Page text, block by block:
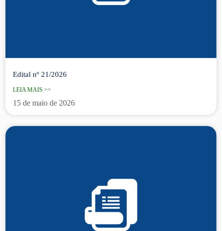
Edital nº 21/2026
LEIA MAIS >>
15 de maio de 2026